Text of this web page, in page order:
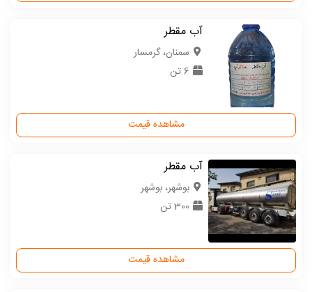
آب مقطر
سمنان، گرمسار
6 تن
مشاهده قیمت
آب مقطر
بوشهر، بوشهر
300 تن
مشاهده قیمت